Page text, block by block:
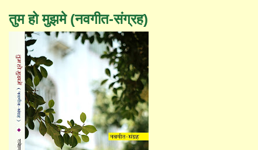
तुम हो मुझमे (नवगीत-संग्रह)